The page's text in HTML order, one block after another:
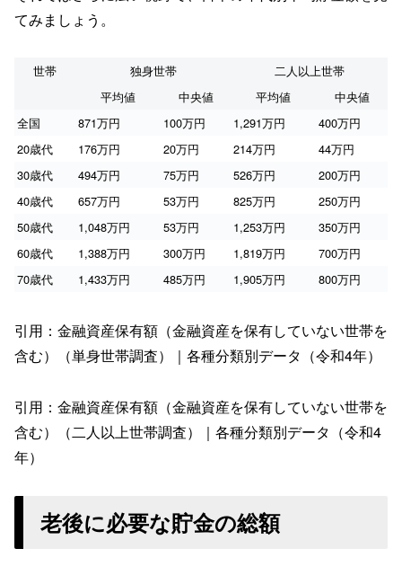
てみましょう。
世帯 独身世帯
二人以上世帯
平均値
中央値 平均値
中央値
全国
871万円 100万円 1,291万円
400万円
20歳代
176万円 20万円 214万円
44万円
30歳代
494万円 75万円 526万円
200万円
40歳代
657万円 53万円 825万円
250万円
50歳代
1,048万円 53万円 1,253万円
350万円
60歳代
1,388万円 300万円 1,819万円
700万円
70歳代
1,433万円 485万円 1,905万円 800万円
引用：金融資産保有額（金融資産を保有していない世帯を
含む）（単身世帯調査）｜各種分類別データ（令和4年）
引用：金融資産保有額（金融資産を保有していない世帯を
含む）（二人以上世帯調査）｜各種分類別データ（令和4
年）
老後に必要な貯金の総額